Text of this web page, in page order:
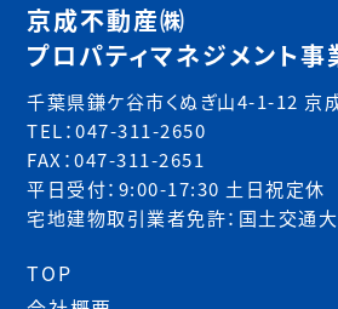
京成不動産㈱
プロパティマネジメント事
千葉県鎌ケ谷市くぬぎ山4-1-12 京
TEL：047-311-2650
FAX：047-311-2651
平日受付：9:00-17:30 土日祝定休
宅地建物取引業者免許：国土交通
TOP